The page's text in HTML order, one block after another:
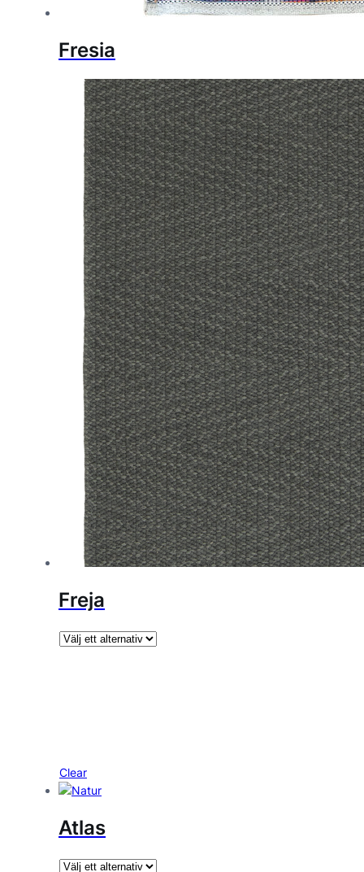
Fresia
Freja
Clear
Atlas